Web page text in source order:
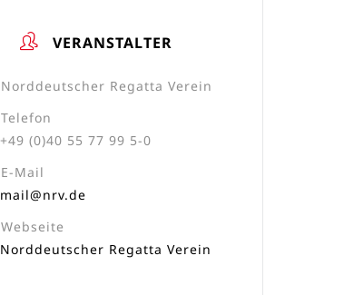
VERANSTALTER
Norddeutscher Regatta Verein
Telefon
+49 (0)40 55 77 99 5-0
E-Mail
mail@nrv.de
Webseite
Norddeutscher Regatta Verein